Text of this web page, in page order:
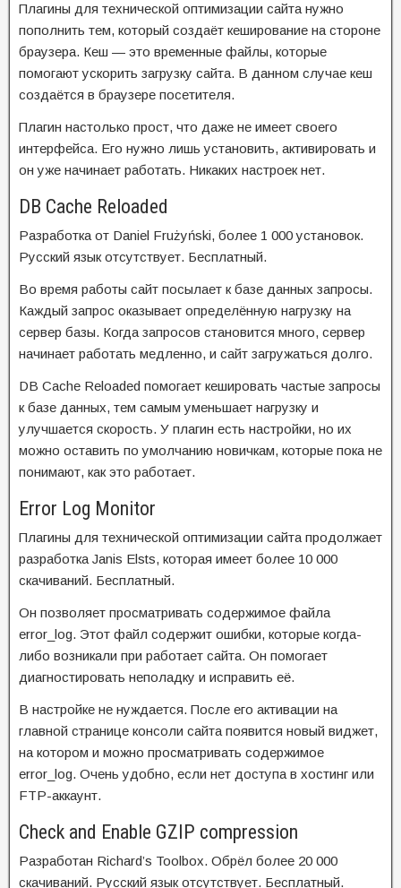
Плагины для технической оптимизации сайта нужно
пополнить тем, который создаёт кеширование на стороне
браузера. Кеш — это временные файлы, которые
помогают ускорить загрузку сайта. В данном случае кеш
создаётся в браузере посетителя.
Плагин настолько прост, что даже не имеет своего
интерфейса. Его нужно лишь установить, активировать и
он уже начинает работать. Никаких настроек нет.
DB Cache Reloaded
Разработка от Daniel Frużyński, более 1 000 установок.
Русский язык отсутствует. Бесплатный.
Во время работы сайт посылает к базе данных запросы.
Каждый запрос оказывает определённую нагрузку на
сервер базы. Когда запросов становится много, сервер
начинает работать медленно, и сайт загружаться долго.
DB Cache Reloaded помогает кешировать частые запросы
к базе данных, тем самым уменьшает нагрузку и
улучшается скорость. У плагин есть настройки, но их
можно оставить по умолчанию новичкам, которые пока не
понимают, как это работает.
Error Log Monitor
Плагины для технической оптимизации сайта продолжает
разработка Janis Elsts, которая имеет более 10 000
скачиваний. Бесплатный.
Он позволяет просматривать содержимое файла
error_log. Этот файл содержит ошибки, которые когда-
либо возникали при работает сайта. Он помогает
диагностировать неполадку и исправить её.
В настройке не нуждается. После его активации на
главной странице консоли сайта появится новый виджет,
на котором и можно просматривать содержимое
error_log. Очень удобно, если нет доступа в хостинг или
FTP-аккаунт.
Check and Enable GZIP compression
Разработан Richard’s Toolbox. Обрёл более 20 000
скачиваний. Русский язык отсутствует. Бесплатный.